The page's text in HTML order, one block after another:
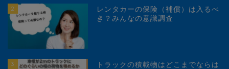
2
レンタカーの保険（補償）は入るべ
き？みんなの意識調査
3
トラックの積載物はどこまでならは